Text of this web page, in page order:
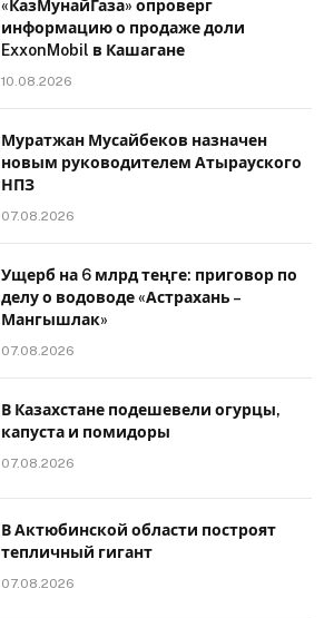
«КазМунайГаза» опроверг
информацию о продаже доли
ExxonMobil в Кашагане
10.08.2026
Муратжан Мусайбеков назначен
новым руководителем Атырауского
НПЗ
07.08.2026
Ущерб на 6 млрд теңге: приговор по
делу о водоводе «Астрахань –
Мангышлак»
07.08.2026
В Казахстане подешевели огурцы,
капуста и помидоры
07.08.2026
В Актюбинской области построят
тепличный гигант
07.08.2026